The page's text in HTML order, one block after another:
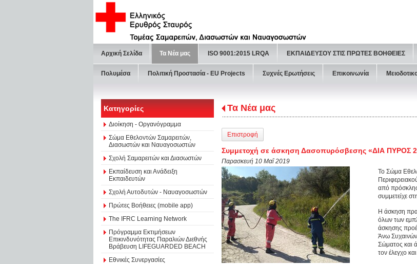
Αρχική Σελίδα Τα Νέα μας ISO 9001:2015 LRQA ΕΚΠΑΙΔΕΥΣΟΥ ΣΤΙΣ ΠΡΩΤΕΣ ΒΟΗΘΕΙΕΣ
Πολυμέσα Πολιτική Προστασία - ΕU Projects Συχνές Ερωτήσεις Επικοινωνία
Κατηγορίες
Διοίκηση - Οργανόγραμμα
Σώμα Εθελοντών Σαμαρειτών,
Διασωστών και Ναυαγοσωστών
Σχολή Σαμαρειτών και Διασωστών
Εκπαίδευση και Ανάδειξη
Εκπαιδευτών
Σχολή Αυτοδυτών - Ναυαγοσωστών
Πρώτες Βοήθειες (mobile app)
The IFRC Learning Network
Πρόγραμμα Εκτιμήσεων
Επικινδυνότητας Παραλιών Διεθνής
Βράβευση LIFEGUARDED BEACH
Εθνικές Συνεργασίες
Τα Νέα μας
Επιστροφή
Συμμετοχή σε άσκηση Δασοπυρόσβεσης «ΔΙΑ ΠΥΡΟΣ
Παρασκευή 10 Μαΐ 2019
Το Σώμα
από
συμμετείχε
Η άσκηση
όλων των
άσκησης
Άνω
Σώματος και
τον έλεγχο